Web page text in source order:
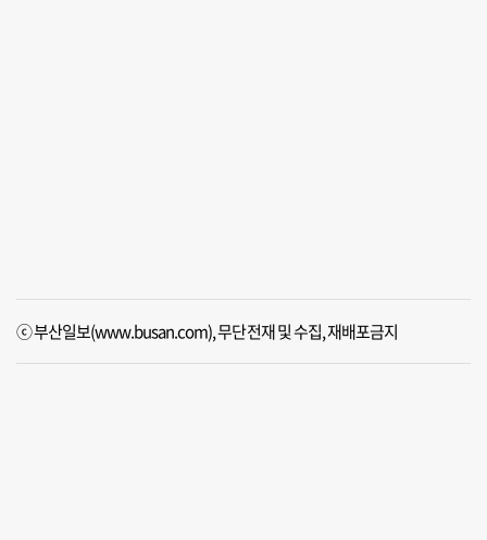
ⓒ 부산일보(www.busan.com), 무단전재 및 수집, 재배포금지